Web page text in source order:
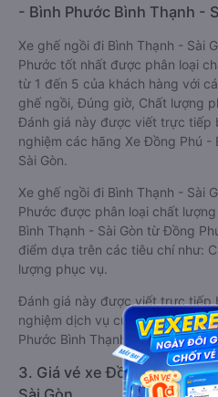
- Bình Phước Bình Thạnh -
Xe ghế ngồi đi Bình Thạnh - Sài
Phước tốt nhất được phân loại
từ 1 đến 5 của khách hàng với
ghế ngồi, Đúng giờ, Chất lượng
Đánh giá này được viết trực tiếp
nghiệm các hãng Xe Đồng Phú -
Sài Gòn.
Xe ghế ngồi đi Bình Thạnh - Sài
Phước được phân loại chất
Bình Thạnh - Sài Gòn từ Đồng
điểm dựa trên các tiêu chí như:
lượng phục vụ.
Đánh giá này được viết trực tiếp
nghiệm dịch vụ của các hãng
Phước Bình Thạnh - Sài Gòn .
3. Giá vé xe Đồng Phú -